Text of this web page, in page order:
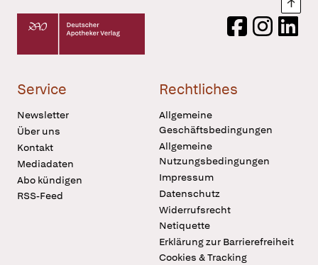
Deutscher Apotheker Verlag Logo
FacebookInstagram
Service
Newsletter
Über uns
Kontakt
Mediadaten
Abo kündigen
RSS-Feed
Rechtliches
Allgemeine
Geschäftsbedingungen
Allgemeine
Nutzungsbedingungen
Impressum
Datenschutz
Widerrufsrecht
Netiquette
Erklärung zur Barrierefreiheit
Cookies & Tracking